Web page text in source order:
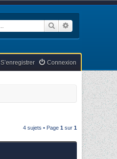
Rechercher
Connexion
S’enregistrer
4 sujets • Page 1 sur 1